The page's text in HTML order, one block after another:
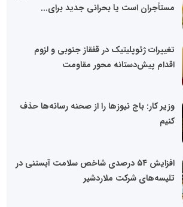
مستأجران است یا بحرانی جدید برای...
تغییرات ژئوپلیتیک در قفقاز جنوبی و لزوم
اقدام پیش‌دستانه محور مقاومت
وزیر کار: باج نیوزها را از صحنه رسانه‌ها حذف
کنیم
افزایش ۵۴ درصدی شاخص سلامت آبستنی در
تلیسه‌‌های شرکت ملاردشیر